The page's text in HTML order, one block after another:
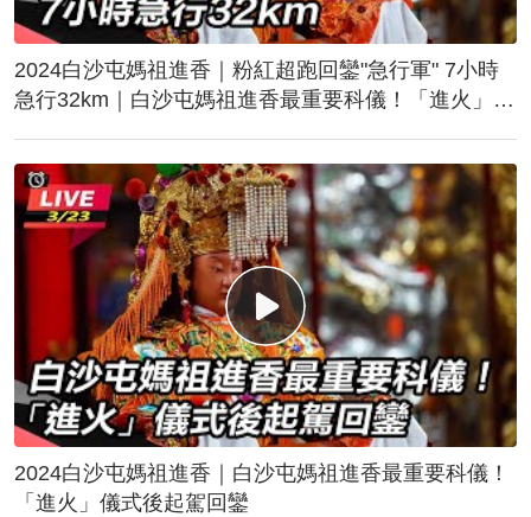
2024白沙屯媽祖進香｜粉紅超跑回鑾"急行軍" 7小時
急行32km｜白沙屯媽祖進香最重要科儀！「進火」儀
2024白沙屯媽祖進香｜白沙屯媽祖進香最重要科儀！
「進火」儀式後起駕回鑾